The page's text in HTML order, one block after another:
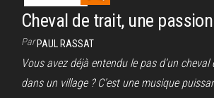
Cheval de trait, une passion
ParPAUL RASSAT
Vous avez déjà entendu le pas d’un
dans un village ? C’est une musique